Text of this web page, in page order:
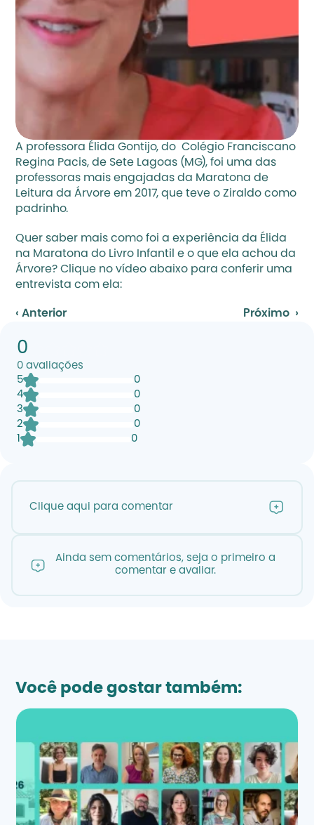
A professora Élida Gontijo, do  Colégio Franciscano
Regina Pacis, de Sete Lagoas (MG), foi uma das
professoras mais engajadas da Maratona de
Leitura da Árvore em 2017, que teve o Ziraldo como
padrinho.
Quer saber mais como foi a experiência da Élida
na Maratona do Livro Infantil e o que ela achou da
Árvore? Clique no vídeo abaixo para conferir uma
entrevista com ela:
‹ Anterior Próximo  ›
0
0 avaliações
5
0
4
0
3
0
2
0
1
0
Clique aqui para comentar
Ainda sem comentários, seja o primeiro a
comentar e avaliar.
Você pode gostar também: